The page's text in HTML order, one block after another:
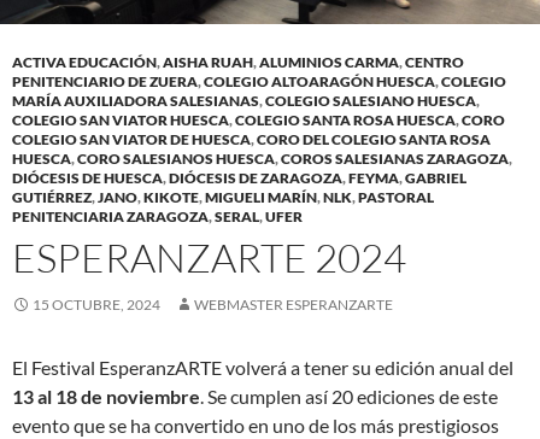
ACTIVA EDUCACIÓN,AISHA RUAH,ALUMINIOS CARMA,CENTRO
PENITENCIARIO DE ZUERA,COLEGIO ALTOARAGÓN HUESCA,COLEGIO
MARÍA AUXILIADORA SALESIANAS,COLEGIO SALESIANO HUESCA,
COLEGIO SAN VIATOR HUESCA,COLEGIO SANTA ROSA HUESCA,CORO
COLEGIO SAN VIATOR DE HUESCA,CORO DEL COLEGIO SANTA ROSA
HUESCA,CORO SALESIANOS HUESCA,COROS SALESIANAS ZARAGOZA,
DIÓCESIS DE HUESCA,DIÓCESIS DE ZARAGOZA,FEYMA,GABRIEL
GUTIÉRREZ,JANO,KIKOTE,MIGUELI MARÍN,NLK,PASTORAL
PENITENCIARIA ZARAGOZA,SERAL,UFER
ESPERANZARTE 2024
15 OCTUBRE, 2024 WEBMASTER ESPERANZARTE
El Festival EsperanzARTE volverá a tener su edición anual del
13 al 18 de noviembre. Se cumplen así 20 ediciones de este
evento que se ha convertido en uno de los más prestigiosos